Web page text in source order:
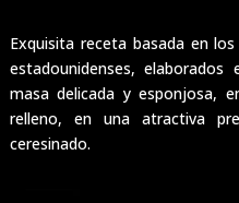
Exquisita receta basada en
estadounidenses, elaborados
masa delicada y esponjosa,
relleno, en una atractiva
ceresinado.